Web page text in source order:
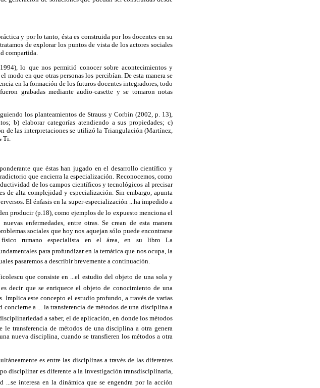
y por lo tanto, ésta es construida por los docentes en su
de explorar los puntos de vista de los actores sociales
compartida.
lo que nos permitió conocer sobre acontecimientos y
modo en que otras personas los percibían. De esta manera se
en la formación de los futuros docentes integradores, todo
grabadas mediante audio-casette y se tomaron notas
los planteamientos de Strauss y Corbin (2002, p. 13),
b) elaborar categorías atendiendo a sus propiedades; c)
de las interpretaciones se utilizó la Triangulación (Martínez,
Ti.
que éstas han jugado en el desarrollo científico y
que encierra la especialización. Reconocemos, como
de los campos científicos y tecnológicos al precisar
de alta complejidad y especialización. Sin embargo, apunta
El énfasis en la super-especialización ...ha impedido a
producir (p.18), como ejemplos de lo expuesto menciona el
enfermedades, entre otras. Se crean de esta manera
sociales que hoy nos aquejan sólo puede encontrarse
rumano especialista en el área, en su libro La
para profundizar en la temática que nos ocupa, la
pasaremos a describir brevemente a continuación.
que consiste en ...el estudio del objeto de una sola y
decir que se enriquece el objeto de conocimiento de una
este concepto el estudio profundo, a través de varias
a ... la transferencia de métodos de una disciplina a
a saber, el de aplicación, en donde los métodos
transferencia de métodos de una disciplina a otra genera
nueva disciplina, cuando se transfieren los métodos a otra
es entre las disciplinas a través de las diferentes
disciplinar es diferente a la investigación transdisciplinaria,
interesa en la dinámica que se engendra por la acción